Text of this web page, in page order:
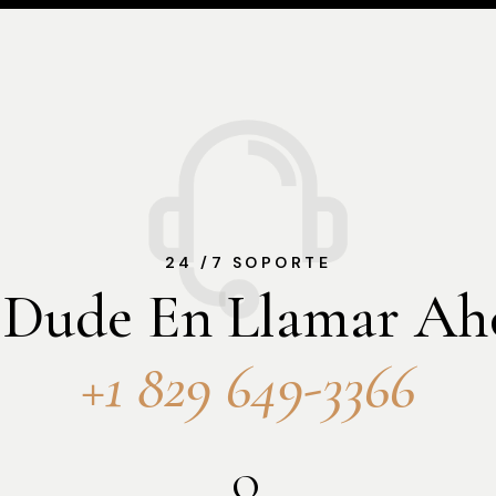
24 /7 SOPORTE
En Llamar
+1 829 649-3366